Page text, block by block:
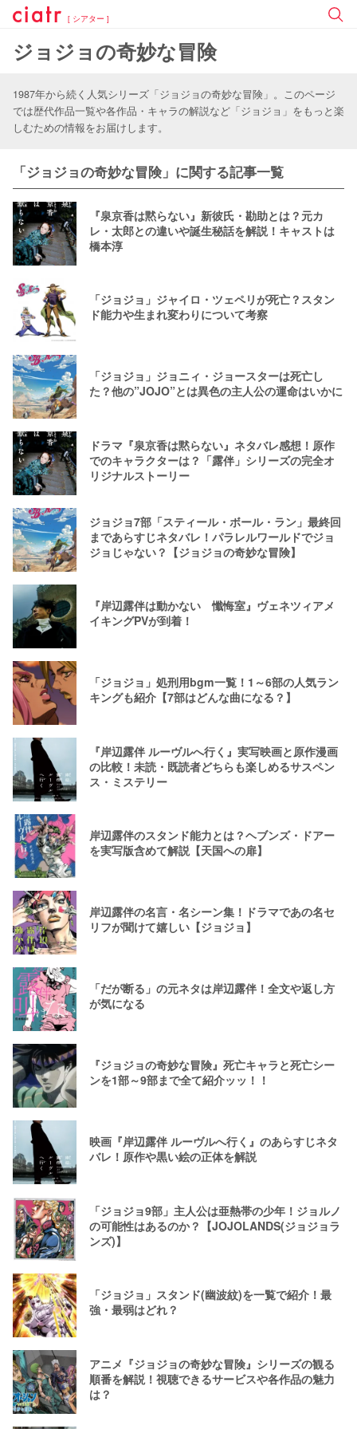
[ シアター ]
ジョジョの奇妙な冒険
1987年から続く人気シリーズ「ジョジョの奇妙な冒険」。このページ
では歴代作品一覧や各作品・キャラの解説など「ジョジョ」をもっと楽
しむための情報をお届けします。
「ジョジョの奇妙な冒険」に関する記事一覧
『泉京香は黙らない』新彼氏・勘助とは？元カ
レ・太郎との違いや誕生秘話を解説！キャストは
橋本淳
「ジョジョ」ジャイロ・ツェペリが死亡？スタン
ド能力や生まれ変わりについて考察
「ジョジョ」ジョニィ・ジョースターは死亡し
た？他の”JOJO”とは異色の主人公の運命はいかに
ドラマ『泉京香は黙らない』ネタバレ感想！原作
でのキャラクターは？「露伴」シリーズの完全オ
リジナルストーリー
ジョジョ7部「スティール・ボール・ラン」最終回
まであらすじネタバレ！パラレルワールドでジョ
ジョじゃない？【ジョジョの奇妙な冒険】
『岸辺露伴は動かない 懺悔室』ヴェネツィアメ
イキングPVが到着！
「ジョジョ」処刑用bgm一覧！1～6部の人気ラン
キングも紹介【7部はどんな曲になる？】
『岸辺露伴 ルーヴルへ行く』実写映画と原作漫画
の比較！未読・既読者どちらも楽しめるサスペン
ス・ミステリー
岸辺露伴のスタンド能力とは？ヘブンズ・ドアー
を実写版含めて解説【天国への扉】
岸辺露伴の名言・名シーン集！ドラマであの名セ
リフが聞けて嬉しい【ジョジョ】
「だが断る」の元ネタは岸辺露伴！全文や返し方
が気になる
『ジョジョの奇妙な冒険』死亡キャラと死亡シー
ンを1部～9部まで全て紹介ッッ！！
映画『岸辺露伴 ルーヴルへ行く』のあらすじネタ
バレ！原作や黒い絵の正体を解説
「ジョジョ9部」主人公は亜熱帯の少年！ジョルノ
の可能性はあるのか？【JOJOLANDS(ジョジョラ
ンズ)】
「ジョジョ」スタンド(幽波紋)を一覧で紹介！最
強・最弱はどれ？
アニメ『ジョジョの奇妙な冒険』シリーズの観る
順番を解説！視聴できるサービスや各作品の魅力
は？